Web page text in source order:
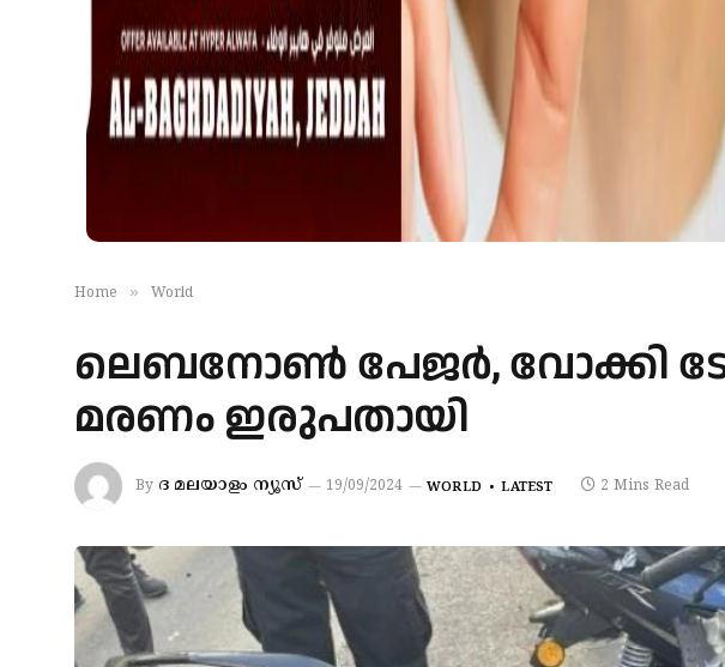
Home » World
ലെബനോൺ പേജർ, വോക്കി
മരണം ഇരുപതായി
By ദ മലയാളം ന്യൂസ് 19/09/2024 WORLD LATEST 2 Mins Read